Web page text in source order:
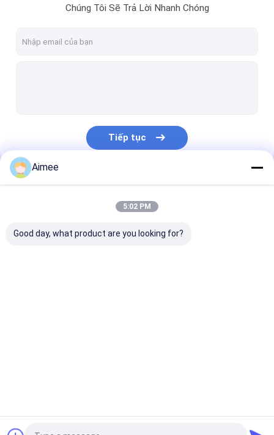
Chúng Tôi Sẽ Trả Lời Nhanh Chóng
Tiếp tục
Danh Mục Của Chúng Tôi
Aimee
5:02 PM
Good day, what product are you looking for?